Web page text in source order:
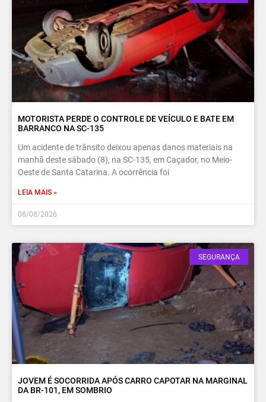
MOTORISTA PERDE O CONTROLE DE VEÍCULO E BATE EM
BARRANCO NA SC-135
Um acidente de trânsito deixou apenas danos materiais na
manhã deste sábado (8), na SC-135, em Caçador, no Meio-
Oeste de Santa Catarina. A ocorrência foi
LEIA MAIS »
08/08/2026
SEGURANÇA
JOVEM É SOCORRIDA APÓS CARRO CAPOTAR NA MARGINAL
DA BR-101, EM SOMBRIO